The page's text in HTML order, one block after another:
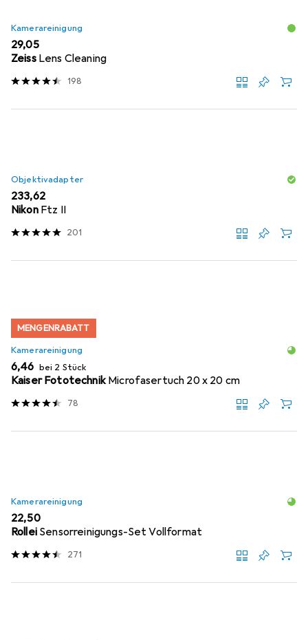
Kamerareinigung
EUR
29,05
Zeiss Lens Cleaning
198
Objektivadapter
EUR
233,62
Nikon Ftz II
201
MENGENRABATT
Kamerareinigung
EUR
6,46 bei 2 Stück
Kaiser Fototechnik Microfasertuch 20 x 20 cm
78
Kamerareinigung
EUR
22,50
Rollei Sensorreinigungs-Set Vollformat
271